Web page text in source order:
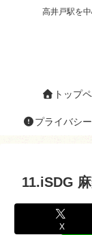
高井戸駅を
トップ
プライバシ
11.iSDG
X